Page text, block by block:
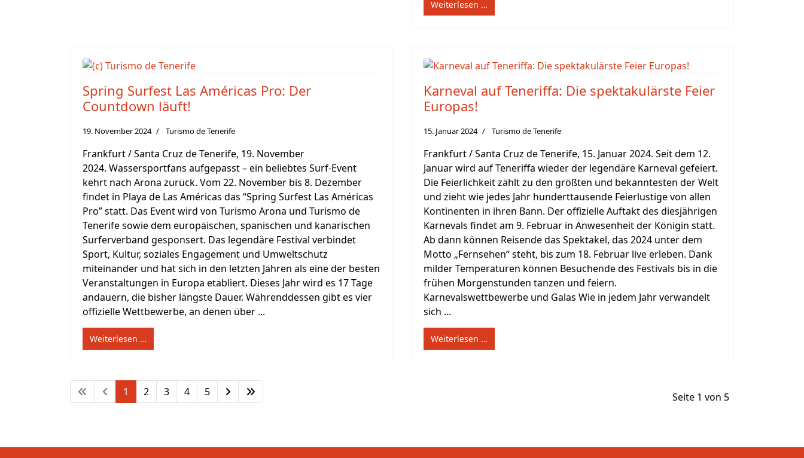
Weiterlesen …
Spring Surfest Las Américas Pro: Der
Countdown läuft!
19. November 2024 Turismo de Tenerife
Frankfurt / Santa Cruz de Tenerife, 19. November
2024. Wassersportfans aufgepasst – ein beliebtes Surf-Event
kehrt nach Arona zurück. Vom 22. November bis 8. Dezember
findet in Playa de Las Américas das “Spring Surfest Las Américas
Pro” statt. Das Event wird von Turismo Arona und Turismo de
Tenerife sowie dem europäischen, spanischen und kanarischen
Surferverband gesponsert. Das legendäre Festival verbindet
Sport, Kultur, soziales Engagement und Umweltschutz
miteinander und hat sich in den letzten Jahren als eine der besten
Veranstaltungen in Europa etabliert. Dieses Jahr wird es 17 Tage
andauern, die bisher längste Dauer. Währenddessen gibt es vier
offizielle Wettbewerbe, an denen über ...
Weiterlesen …
Karneval auf Teneriffa: Die spektakulärste Feier
Europas!
15. Januar 2024 Turismo de Tenerife
Frankfurt / Santa Cruz de Tenerife, 15. Januar 2024. Seit dem 12.
Januar wird auf Teneriffa wieder der legendäre Karneval gefeiert.
Die Feierlichkeit zählt zu den größten und bekanntesten der Welt
und zieht wie jedes Jahr hunderttausende Feierlustige von allen
Kontinenten in ihren Bann. Der offizielle Auftakt des diesjährigen
Karnevals findet am 9. Februar in Anwesenheit der Königin statt.
Ab dann können Reisende das Spektakel, das 2024 unter dem
Motto „Fernsehen“ steht, bis zum 18. Februar live erleben. Dank
milder Temperaturen können Besuchende des Festivals bis in die
frühen Morgenstunden tanzen und feiern.
Karnevalswettbewerbe und Galas Wie in jedem Jahr verwandelt
sich ...
Weiterlesen …
Seite 1 von 5
1 2 3 4 5